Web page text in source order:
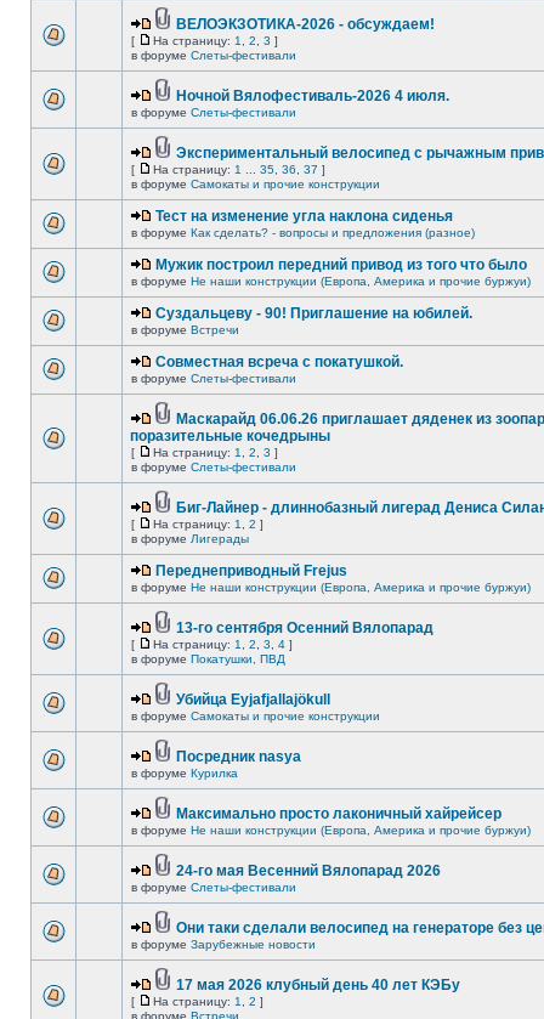
ВЕЛОЭКЗОТИКА-2026 - обсуждаем!
[ На страницу: 1 2 3 ]
в форуме Слеты-фестивали
Ночной Вялофестиваль-2026 4 июля.
в форуме Слеты-фестивали
Экспериментальный велосипед с рычажным
[ На страницу: 1 35 36 37 ]
в форуме Самокаты и прочие конструкции
Тест на изменение угла наклона сиденья
в форуме Как сделать? - вопросы и предложения (разное)
Мужик построил передний привод из того что было
в форуме Не наши конструкции (Европа, Америка и прочие буржуи)
Суздальцеву - 90! Приглашение на юбилей.
в форуме Встречи
Совместная всреча с покатушкой.
в форуме Слеты-фестивали
Маскарайд 06.06.26 приглашает дяденек из
поразительные кочедрыны
[ На страницу: 1 2 3 ]
в форуме Слеты-фестивали
Биг-Лайнер - длиннобазный лигерад Дениса
[ На страницу: 1 2 ]
в форуме Лигерады
Переднеприводный Frejus
в форуме Не наши конструкции (Европа, Америка и прочие буржуи)
13-го сентября Осенний Вялопарад
[ На страницу: 1 2 3 4 ]
в форуме Покатушки, ПВД
Убийца Eyjafjallajökull
в форуме Самокаты и прочие конструкции
Посредник nasya
в форуме Курилка
Максимально просто лаконичный хайрейсер
в форуме Не наши конструкции (Европа, Америка и прочие буржуи)
24-го мая Весенний Вялопарад 2026
в форуме Слеты-фестивали
Они таки сделали велосипед на генераторе без
в форуме Зарубежные новости
17 мая 2026 клубный день 40 лет КЭБу
[ На страницу: 1 2 ]
в форуме Встречи